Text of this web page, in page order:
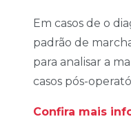
Em casos de o
padrão de
para analisar a
casos pós-
Confira mais